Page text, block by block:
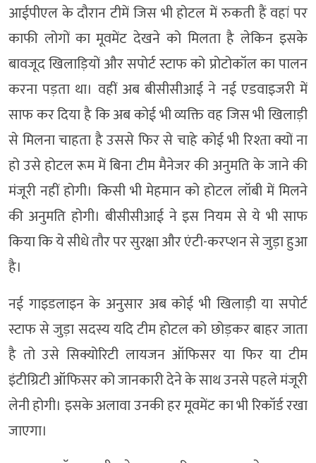
आईपीएल के दौरान टीमें जिस भी होटल में रुकती हैं वहां पर
काफी लोगों का मूवमेंट देखने को मिलता है लेकिन इसके
बावजूद खिलाड़ियों और सपोर्ट स्टाफ को प्रोटोकॉल का पालन
करना पड़ता था। वहीं अब बीसीसीआई ने नई एडवाइजरी में
साफ कर दिया है कि अब कोई भी व्यक्ति वह जिस भी खिलाड़ी
से मिलना चाहता है उससे फिर से चाहे कोई भी रिश्ता क्यों ना
हो उसे होटल रूम में बिना टीम मैनेजर की अनुमति के जाने की
मंजूरी नहीं होगी। किसी भी मेहमान को होटल लॉबी में मिलने
की अनुमति होगी। बीसीसीआई ने इस नियम से ये भी साफ
किया कि ये सीधे तौर पर सुरक्षा और एंटी-करप्शन से जुड़ा हुआ
है।
नई गाइडलाइन के अनुसार अब कोई भी खिलाड़ी या सपोर्ट
स्टाफ से जुड़ा सदस्य यदि टीम होटल को छोड़कर बाहर जाता
है तो उसे सिक्योरिटी लायजन ऑफिसर या फिर या टीम
इंटीग्रिटी ऑफिसर को जानकारी देने के साथ उनसे पहले मंजूरी
लेनी होगी। इसके अलावा उनकी हर मूवमेंट का भी रिकॉर्ड रखा
जाएगा।